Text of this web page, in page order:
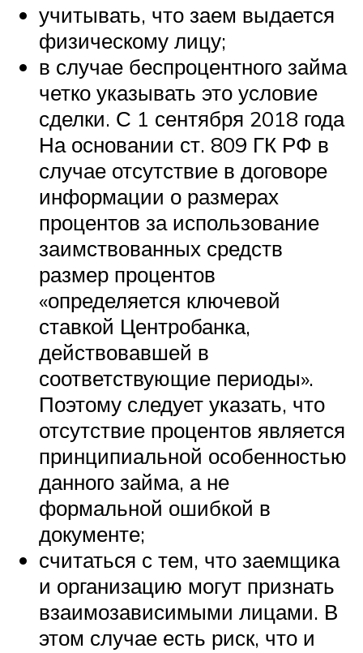
учитывать, что заем выдается
физическому лицу;
в случае беспроцентного займа
четко указывать это условие
сделки. С 1 сентября 2018 года
На основании ст. 809 ГК РФ в
случае отсутствие в договоре
информации о размерах
процентов за использование
заимствованных средств
размер процентов
«определяется ключевой
ставкой Центробанка,
действовавшей в
соответствующие периоды».
Поэтому следует указать, что
отсутствие процентов является
принципиальной особенностью
данного займа, а не
формальной ошибкой в
документе;
считаться с тем, что заемщика
и организацию могут признать
взаимозависимыми лицами. В
этом случае есть риск, что и